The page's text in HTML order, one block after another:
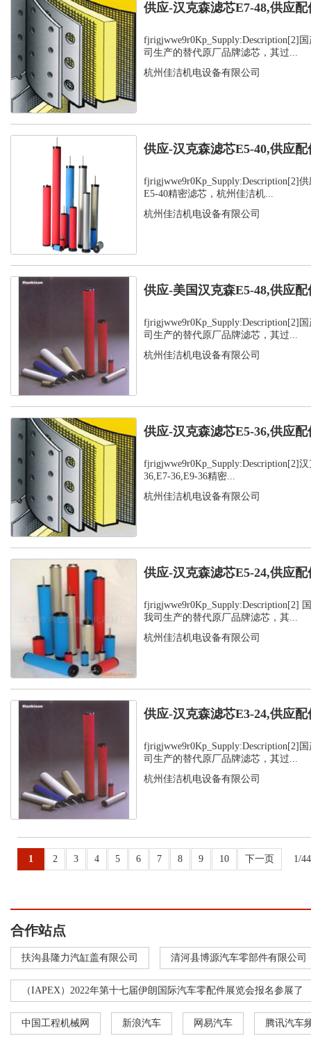
供应-汉克森滤芯E7-48,供应配
fjrigjwwe9r0Kp_Supply:Description[2]
司生产的替代原厂品牌滤芯，其过...
杭州佳洁机电设备有限公司
供应-汉克森滤芯E5-40,供应配
fjrigjwwe9r0Kp_Supply:Description[2]
E5-40精密滤芯，杭州佳洁机...
杭州佳洁机电设备有限公司
供应-美国汉克森E5-48,供应配
fjrigjwwe9r0Kp_Supply:Description[2]
司生产的替代原厂品牌滤芯，其过...
杭州佳洁机电设备有限公司
供应-汉克森滤芯E5-36,供应配
fjrigjwwe9r0Kp_Supply:Description[2]
36,E7-36,E9-36精密...
杭州佳洁机电设备有限公司
供应-汉克森滤芯E5-24,供应配
fjrigjwwe9r0Kp_Supply:Description[2]
我司生产的替代原厂品牌滤芯，其...
杭州佳洁机电设备有限公司
供应-汉克森滤芯E3-24,供应配
fjrigjwwe9r0Kp_Supply:Description[2]
司生产的替代原厂品牌滤芯，其过...
杭州佳洁机电设备有限公司
1 2 3 4 5 6 7 8 9 10 下一页 1/
合作站点
扶沟县隆力汽缸盖有限公司 清河县博源汽车零部件有限公司
（IAPEX）2022年第十七届伊朗国际汽车零配件展览会报名参展了
中国工程机械网 新浪汽车 网易汽车 腾讯汽车